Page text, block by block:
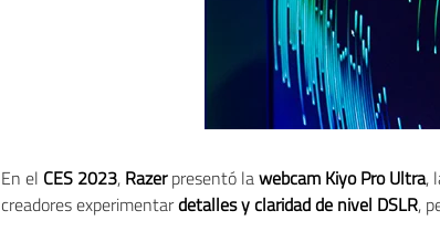
En el CES 2023, Razerpresentó lawebcam Kiyo Pro Ultra,
creadores experimentardetalles y claridad de nivel DSLR,